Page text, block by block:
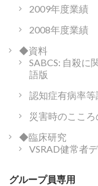
2009年度業績
2008年度業績
◆資料
SABCS: 自殺に
語版
認知症有病率
災害時のこころ
◆臨床研究
VSRAD健常者
グループ員専用